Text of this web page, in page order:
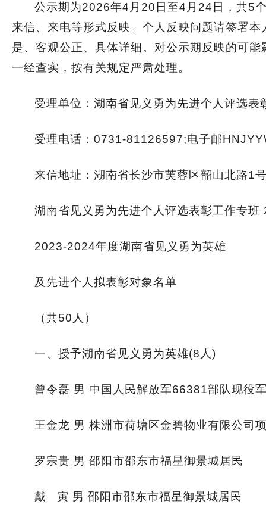
公示期为2026年4月20日至4月24日，共5
来信、来电等形式反映。个人反映问题请签署
是、客观公正、具体详细。对公示期反映的可
一经查实，按有关规定严肃处理。
受理单位：湖南省见义勇为先进个人评选表
受理电话：0731-81126597;电子邮
来信地址：湖南省长沙市芙蓉区韶山北路1
湖南省见义勇为先进个人评选表彰工作专
2023-2024年度湖南省见义勇为英雄
及先进个人拟表彰对象名单
（共50人）
一、授予湖南省见义勇为英雄(8人)
曾令磊 男 中国人民解放军66381部队现役
王金龙 男 株洲市荷塘区金碧物业有限公司
罗宗贵 男 邵阳市邵东市福星御景城居民
戴 寅 男 邵阳市邵东市福星御景城居民